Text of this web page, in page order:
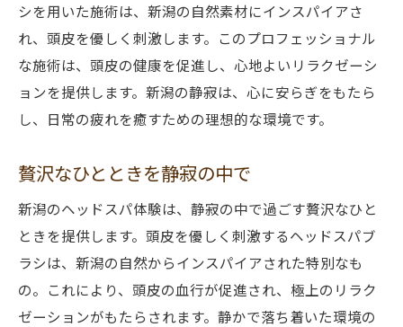
シを用いた施術は、新潟の自然素材にインスパイアさ
れ、頭皮を優しく刺激します。このプロフェッショナル
な施術は、頭皮の健康を促進し、心地よいリラクゼーシ
ョンを提供します。新潟の静寂は、心に安らぎをもたら
し、日常の疲れを癒すための理想的な環境です。
贅沢なひとときを静寂の中で
新潟のヘッドスパ体験は、静寂の中で過ごす贅沢なひと
ときを提供します。頭皮を優しく刺激するヘッドスパブ
ラシは、新潟の自然からインスパイアされた特別なも
の。これにより、頭皮の血行が促進され、極上のリラク
ゼーションがもたらされます。静かで落ち着いた環境の